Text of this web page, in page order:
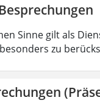
Sinne gilt als
zu